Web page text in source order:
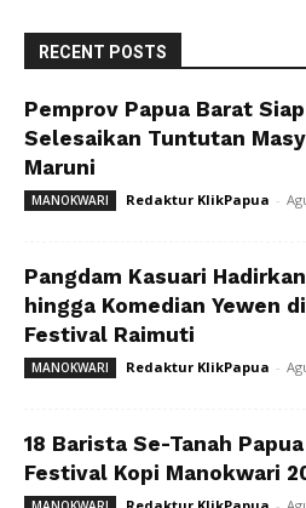
RECENT POSTS
Pemprov Papua Barat
Selesaikan Tuntutan
Maruni
MANOKWARI Redaktur KlikPapua -
Pangdam Kasuari
hingga Komedian Yewen
Festival Raimuti
MANOKWARI Redaktur KlikPapua -
18 Barista Se-Tanah
Festival Kopi Manokwari